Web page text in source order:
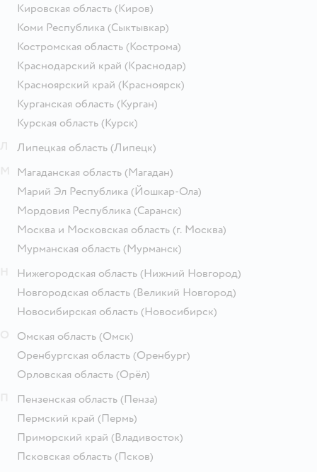
Кировская область (Киров)
Коми Республика (Сыктывкар)
Костромская область (Кострома)
Краснодарский край (Краснодар)
Красноярский край (Красноярск)
Курганская область (Курган)
Курская область (Курск)
Липецкая область (Липецк)
Магаданская область (Магадан)
Марий Эл Республика (Йошкар-Ола)
Мордовия Республика (Саранск)
Москва и Московская область (г. Москва)
Мурманская область (Мурманск)
Нижегородская область (Нижний Новгород)
Новгородская область (Великий Новгород)
Новосибирская область (Новосибирск)
Омская область (Омск)
Оренбургская область (Оренбург)
Орловская область (Орёл)
Пензенская область (Пенза)
Пермский край (Пермь)
Приморский край (Владивосток)
Псковская область (Псков)